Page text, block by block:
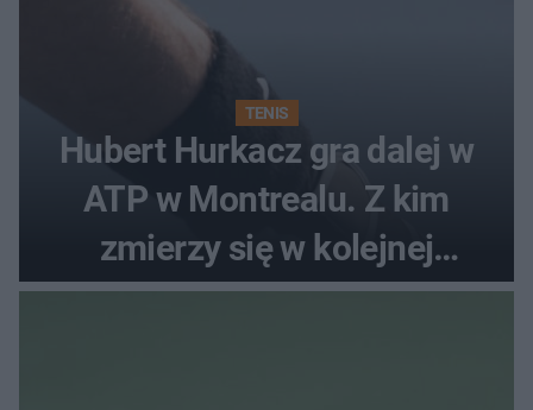
TENIS
Hubert Hurkacz gra dalej w
ATP w Montrealu. Z kim
zmierzy się w kolejnej
rundzie?